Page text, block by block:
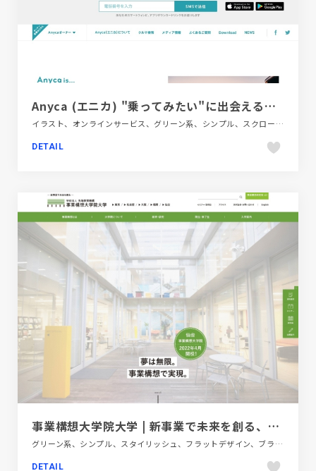
Anyca (エニカ) "乗ってみたい"に出会えるカーシェアリングアプリ | レンタカーとは異なる個人間カーシェアサービス
イラスト、オンラインサービス、グリーン系、シンプル、スクロールエフェクト、フラットデザイン、ブランド・サービスサイト、ホワイト系、ポップ、モーション多め、自動車・乗り物・交通
DETAIL
事業構想大学院大学 | 新事業で未来を創る、社会人修士課程（東京・名古屋・大阪・福岡・仙台）
グリーン系、シンプル、スタイリッシュ、フラットデザイン、ブランド・サービスサイト、ホワイト系、教育・学校、施設・店舗サイト
DETAIL